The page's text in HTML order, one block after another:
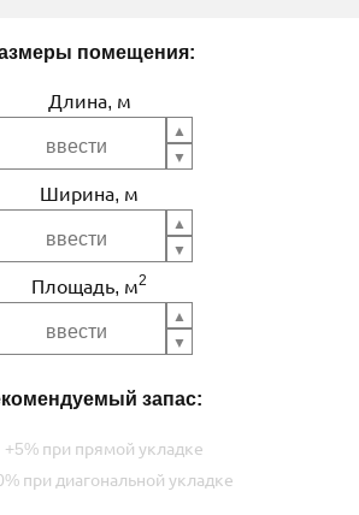
помещения:
Длина, м
Ширина, м
Площадь, м2
запас:
+5% при прямой укладке
при диагональной укладке